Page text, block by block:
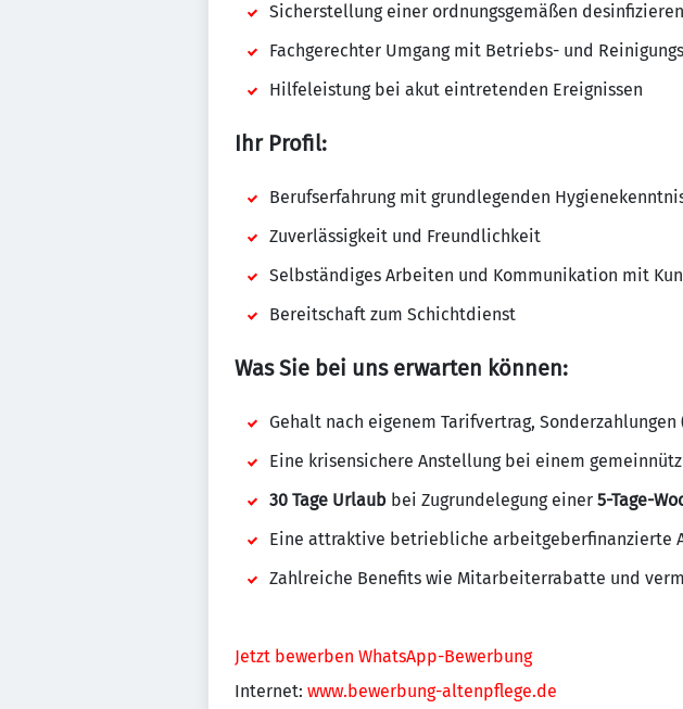
Sicherstellung einer ordnungsgemäßen
Fachgerechter Umgang mit Betriebs- und
Hilfeleistung bei akut eintretenden Ereignissen
Ihr Profil:
Berufserfahrung mit grundlegenden
Zuverlässigkeit und Freundlichkeit
Selbständiges Arbeiten und Kommunikation mit
Bereitschaft zum Schichtdienst
Was Sie bei uns erwarten können:
Gehalt nach eigenem Tarifvertrag,
Eine krisensichere Anstellung bei einem
30 Tage Urlaub bei Zugrundelegung einer 5-Tage-
Eine attraktive betriebliche arbeitgeberfinanzierte
Zahlreiche Benefits wie Mitarbeiterrabatte und
Jetzt bewerben WhatsApp-Bewerbung
Internet: www.bewerbung-altenpflege.de